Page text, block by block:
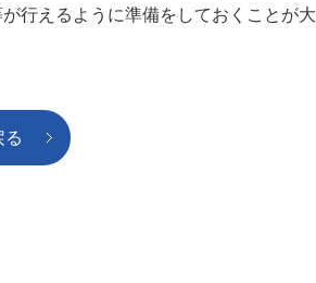
行えるように準備をしておくことが大
る